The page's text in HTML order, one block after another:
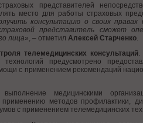
представителей
место для работы страховых
консультацию о своих правах
представитель сможет
лица», – отметил Алексей Cтарченко.
телемедицинских консультаций.
предусмотрено
с применением рекомендаций
медицинскими
методов профилактики,
с применением телемедицинских